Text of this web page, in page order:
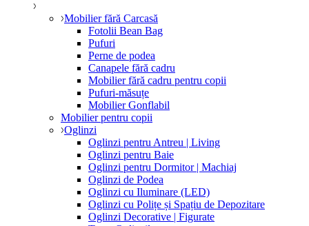
Mobilier fără Carcasă
Fotolii Bean Bag
Pufuri
Perne de podea
Canapele fără cadru
Mobilier fără cadru pentru copii
Pufuri-măsuțe
Mobilier Gonflabil
Mobilier pentru copii
Oglinzi
Oglinzi pentru Antreu | Living
Oglinzi pentru Baie
Oglinzi pentru Dormitor | Machiaj
Oglinzi de Podea
Oglinzi cu Iluminare (LED)
Oglinzi cu Polițe și Spațiu de Depozitare
Oglinzi Decorative | Figurate